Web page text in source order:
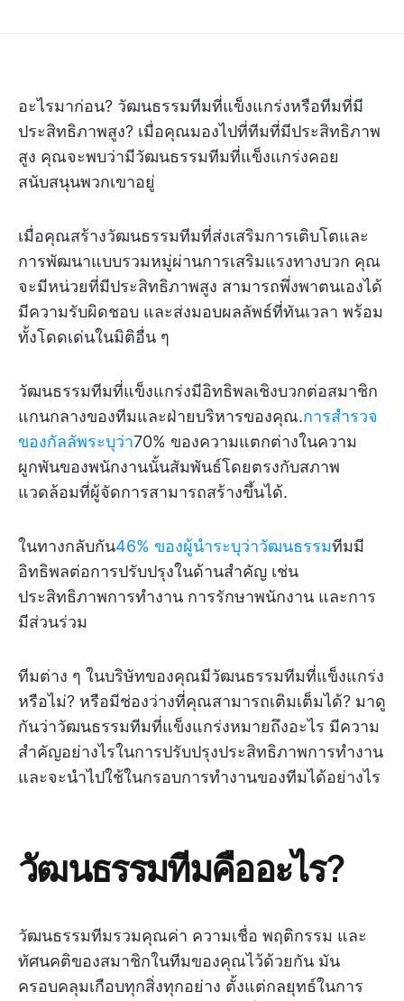
อะไรมาก่อน? วัฒนธรรมทีมที่แข็งแกร่งหรือทีมที่มี
ประสิทธิภาพสูง? เมื่อคุณมองไปที่ทีมที่มีประสิทธิภาพ
สูง คุณจะพบว่ามีวัฒนธรรมทีมที่แข็งแกร่งคอย
สนับสนุนพวกเขาอยู่
เมื่อคุณสร้างวัฒนธรรมทีมที่ส่งเสริมการเติบโตและ
การพัฒนาแบบรวมหมู่ผ่านการเสริมแรงทางบวก คุณ
จะมีหน่วยที่มีประสิทธิภาพสูง สามารถพึ่งพาตนเองได้
มีความรับผิดชอบ และส่งมอบผลลัพธ์ที่ทันเวลา พร้อม
ทั้งโดดเด่นในมิติอื่น ๆ
วัฒนธรรมทีมที่แข็งแกร่งมีอิทธิพลเชิงบวกต่อสมาชิก
แกนกลางของทีมและฝ่ายบริหารของคุณ.การสำรวจ
ของกัลลัพระบุว่า70% ของความแตกต่างในความ
ผูกพันของพนักงานนั้นสัมพันธ์โดยตรงกับสภาพ
แวดล้อมที่ผู้จัดการสามารถสร้างขึ้นได้.
ในทางกลับกัน46% ของผู้นำระบุว่าวัฒนธรรมทีมมี
อิทธิพลต่อการปรับปรุงในด้านสำคัญ เช่น
ประสิทธิภาพการทำงาน การรักษาพนักงาน และการ
มีส่วนร่วม
ทีมต่าง ๆ ในบริษัทของคุณมีวัฒนธรรมทีมที่แข็งแกร่ง
หรือไม่? หรือมีช่องว่างที่คุณสามารถเติมเต็มได้? มาดู
กันว่าวัฒนธรรมทีมที่แข็งแกร่งหมายถึงอะไร มีความ
สำคัญอย่างไรในการปรับปรุงประสิทธิภาพการทำงาน
และจะนำไปใช้ในกรอบการทำงานของทีมได้อย่างไร
วัฒนธรรมทีมคืออะไร?
วัฒนธรรมทีมรวมคุณค่า ความเชื่อ พฤติกรรม และ
ทัศนคติของสมาชิกในทีมของคุณไว้ด้วยกัน มัน
ครอบคลุมเกือบทุกสิ่งทุกอย่าง ตั้งแต่กลยุทธ์ในการ